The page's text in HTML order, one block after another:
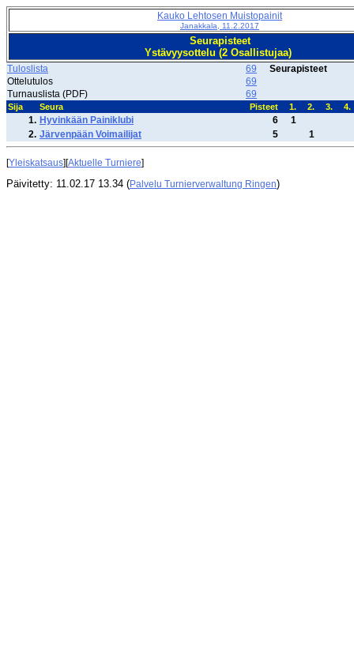
Kauko Lehtosen Muistopainit
Janakkala, 11.2.2017
Seurapisteet
Ystävyysottelu (2 Osallistujaa)
Tuloslista 69
Seurapisteet
Ottelutulos
69
Turnauslista (PDF)
69
Sija Seura Pisteet 1. 2. 3. 4.
1. Hyvinkään Painiklubi 6
1
2. Järvenpään Voimailijat 5 1
[Yleiskatsaus][Aktuelle Turniere]
Päivitetty: 11.02.17 13.34 (Palvelu Turnierverwaltung Ringen)